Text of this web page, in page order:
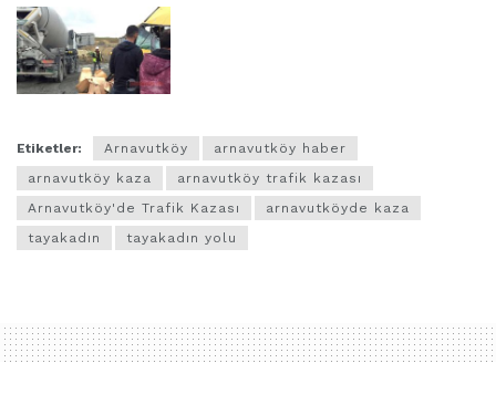
Etiketler: Arnavutköy
arnavutköy haber
arnavutköy kaza
arnavutköy trafik kazası
Arnavutköy'de Trafik Kazası
arnavutköyde kaza
tayakadın
tayakadın yolu